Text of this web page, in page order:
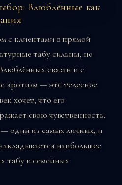
Влюблённые как
с клиентами в прямой
табу сильны, но
связан и с
эротизм — это телесное
хочет, что его
свою чувственность.
один из самых личных, и
наибольшее
табу и семейных